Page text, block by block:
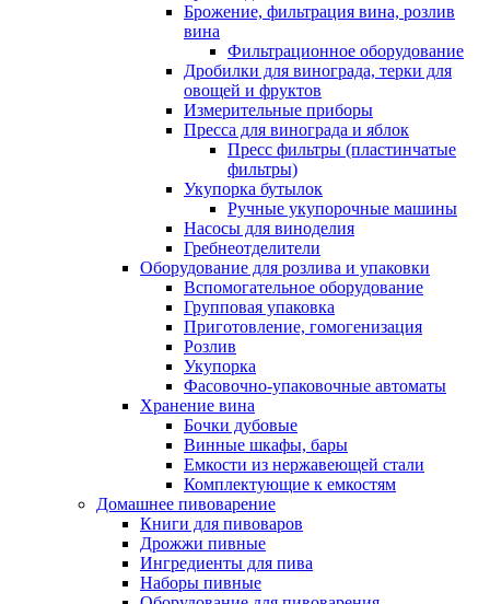
Брожение, фильтрация вина, розлив
вина
Фильтрационное оборудование
Дробилки для винограда, терки для
овощей и фруктов
Измерительные приборы
Пресса для винограда и яблок
Пресс фильтры (пластинчатые
фильтры)
Укупорка бутылок
Ручные укупорочные машины
Насосы для виноделия
Гребнеотделители
Оборудование для розлива и упаковки
Вспомогательное оборудование
Групповая упаковка
Приготовление, гомогенизация
Розлив
Укупорка
Фасовочно-упаковочные автоматы
Хранение вина
Бочки дубовые
Винные шкафы, бары
Емкости из нержавеющей стали
Комплектующие к емкостям
Домашнее пивоварение
Книги для пивоваров
Дрожжи пивные
Ингредиенты для пива
Наборы пивные